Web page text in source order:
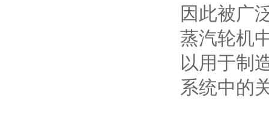
因此被广
蒸汽轮机
以用于制
系统中的